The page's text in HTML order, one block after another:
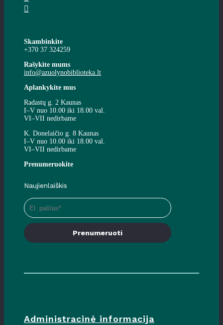
Skambinkite
+370 37 324259
Rašykite mums
info@azuolynobiblioteka.lt
Aplankykite mus
Radastų g. 2 Kaunas
I–V nuo 10.00 iki 18.00 val.
VI–VII nedirbame
K. Donelaičio g. 8 Kaunas
I–V nuo 10.00 iki 18.00 val.
VI–VII nedirbame
Prenumeruokite
Naujienlaiškis
Prenumeruoti
Administracinė informacija